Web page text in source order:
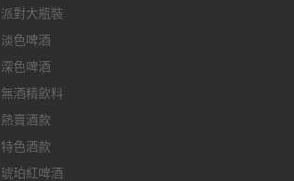
派對大瓶裝
淡色啤酒
深色啤酒
無酒精飲料
熱賣酒款
特色酒款
琥珀紅啤酒